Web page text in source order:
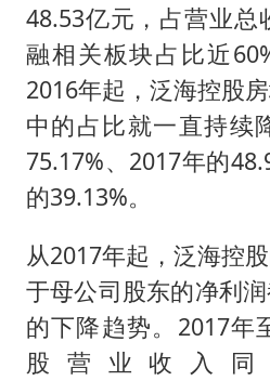
48.53亿元，占营业总
融相关板块占比近
2016年起，泛海控股
中的占比就一直持续
75.17%、2017年的
的39.13%。
从2017年起，泛海控
于母公司股东的净利
的下降趋势。2017年
股营业收入